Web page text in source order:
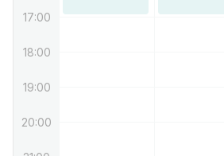
17:00
18:00
19:00
20:00